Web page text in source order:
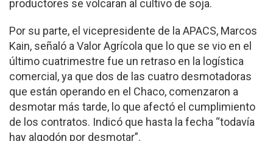
productores se volcaran al cultivo de soja.
Por su parte, el vicepresidente de la APACS, Marcos
Kain, señaló a Valor Agrícola que lo que se vio en el
último cuatrimestre fue un retraso en la logística
comercial, ya que dos de las cuatro desmotadoras
que están operando en el Chaco, comenzaron a
desmotar más tarde, lo que afectó el cumplimiento
de los contratos. Indicó que hasta la fecha “todavía
hay algodón por desmotar”.